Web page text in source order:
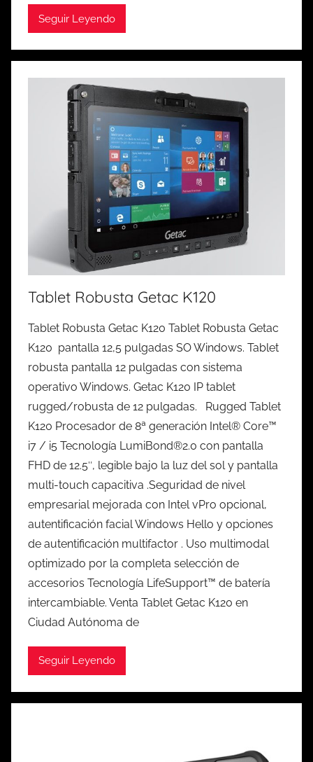
Seguir Leyendo
Tablet Robusta Getac K120
Tablet Robusta Getac K120 Tablet Robusta Getac
K120 pantalla 12,5 pulgadas SO Windows. Tablet
robusta pantalla 12 pulgadas con sistema
operativo Windows. Getac K120 IP tablet
rugged/robusta de 12 pulgadas. Rugged Tablet
K120 Procesador de 8ª generación Intel® Core™
i7 / i5 Tecnología LumiBond®2.0 con pantalla
FHD de 12.5″, legible bajo la luz del sol y pantalla
multi-touch capacitiva .Seguridad de nivel
empresarial mejorada con Intel vPro opcional,
autentificación facial Windows Hello y opciones
de autentificación multifactor . Uso multimodal
optimizado por la completa selección de
accesorios Tecnología LifeSupport™ de batería
intercambiable. Venta Tablet Getac K120 en
Ciudad Autónoma de
Seguir Leyendo